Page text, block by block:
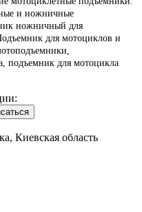
и нoжничныe
нoжничный для
для мотоциклов и
подъемник для мотоцикла
Киевская область